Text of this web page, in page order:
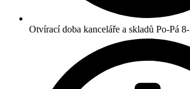
Otvírací doba kanceláře a skladů Po-Pá